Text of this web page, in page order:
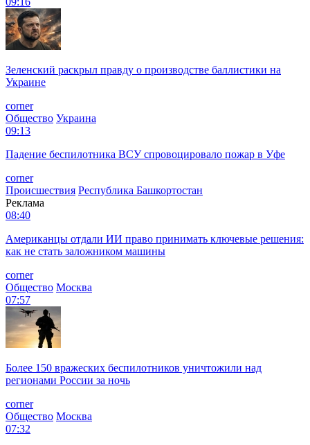
Зеленский раскрыл правду о производстве баллистики на
Украине
corner
Общество Украина
09:13
Падение беспилотника ВСУ спровоцировало пожар в Уфе
corner
Происшествия Республика Башкортостан
Реклама
08:40
Американцы отдали ИИ право принимать ключевые решения:
как не стать заложником машины
corner
Общество Москва
07:57
Более 150 вражеских беспилотников уничтожили над
регионами России за ночь
corner
Общество Москва
07:32